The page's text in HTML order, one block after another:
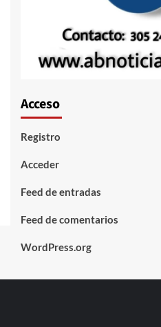
Acceso
Registro
Acceder
Feed de entradas
Feed de comentarios
WordPress.org